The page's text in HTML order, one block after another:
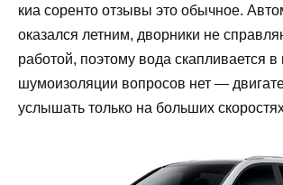
киа соренто отзывы это обычное.
оказался летним, дворники не
работой, поэтому вода скапливается
шумоизоляции вопросов нет —
услышать только на больших